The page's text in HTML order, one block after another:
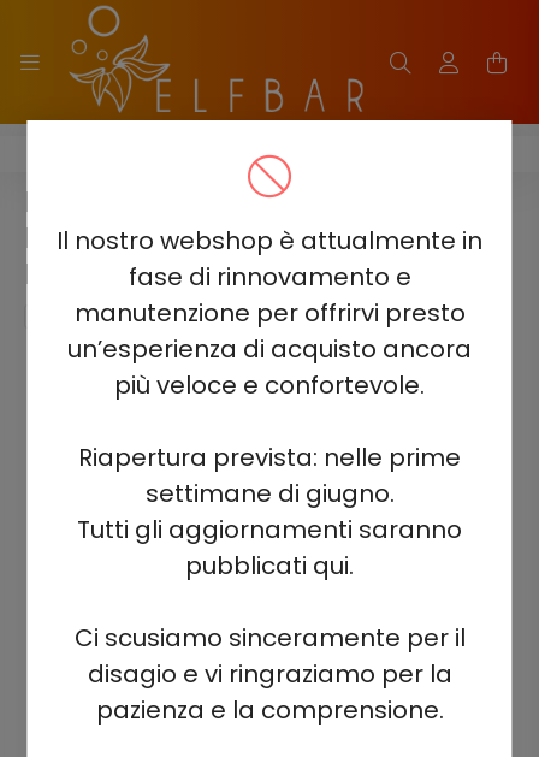
Il nostro webshop è attualmente in
fase di rinnovamento e
manutenzione per offrirvi presto
un’esperienza di acquisto ancora
più veloce e confortevole.
Riapertura prevista: nelle prime
settimane di giugno.
Tutti gli aggiornamenti saranno
pubblicati qui.
Ci scusiamo sinceramente per il
disagio e vi ringraziamo per la
pazienza e la comprensione.
ELF BAR GH33000 PRO
ELF BAR GH33000 PRO -
MOUNTAIN MINT 5% -
RECHARGEABLE